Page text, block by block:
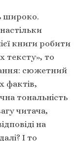
широко.
книги робити
тексту», то
сюжетний
фактів,
тональність
читача,
на
І то